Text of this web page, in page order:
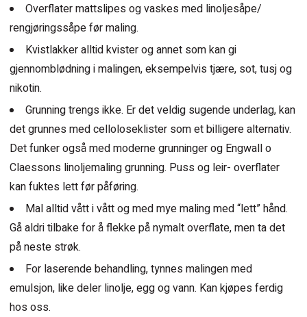
Overflater mattslipes og vaskes med linoljesåpe/
rengjøringssåpe før maling.
Kvistlakker alltid kvister og annet som kan gi
gjennomblødning i malingen, eksempelvis tjære, sot, tusj og
nikotin.
Grunning trengs ikke. Er det veldig sugende underlag, kan
det grunnes med celloloseklister som et billigere alternativ.
Det funker også med moderne grunninger og Engwall o
Claessons linoljemaling grunning. Puss og leir- overflater
kan fuktes lett før påføring.
Mal alltid vått i vått og med mye maling med “lett” hånd.
Gå aldri tilbake for å flekke på nymalt overflate, men ta det
på neste strøk.
For laserende behandling, tynnes malingen med
emulsjon, like deler linolje, egg og vann. Kan kjøpes ferdig
hos oss.